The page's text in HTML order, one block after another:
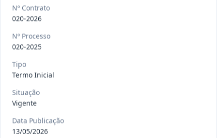
Situação
012-
2023
Termo
Inicial
para apresentação musi
Nº Contrato
020-2026
Nº Processo
020-2025
Tipo
Termo Inicial
Situação
Vigente
Data Publicação
13/05/2026